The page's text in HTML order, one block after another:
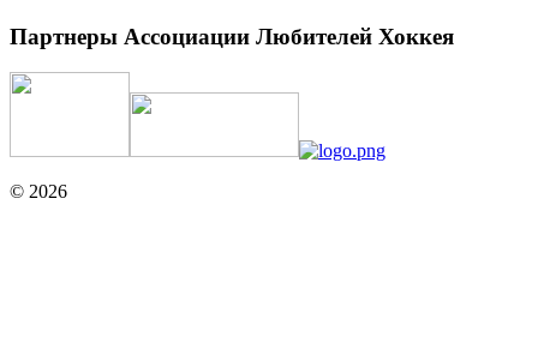
Партнеры Ассоциации Любителей Хоккея
© 2026